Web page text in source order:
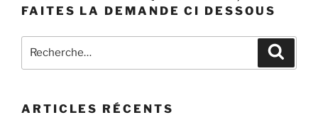
FAITES LA DEMANDE CI DESSOUS
pour
ARTICLES RÉCENTS